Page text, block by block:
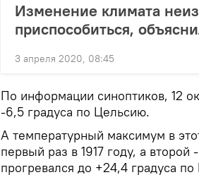
Изменение климата
приспособиться,
3 апреля 2020, 08:45
По информации синоптиков, 12
-6,5 градуса по Цельсию.
А температурный максимум в
первый раз в 1917 году, а
прогревался до +24,4 градуса